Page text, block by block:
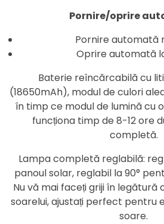
Pornire/oprire
Pornire automată
Oprire automată
Baterie reîncărcabilă cu
(18650mAh), modul de culori
în timp ce modul de lumină cu
funcționa timp de 8-12 ore
completă.
Lampa completă reglabilă:
panoul solar, reglabil la 90°
Nu vă mai faceți griji în legătură
soarelui, ajustați perfect pentru
soare.